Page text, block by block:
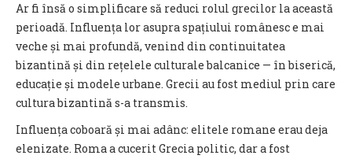
Ar fi însă o simplificare să reduci rolul grecilor la această
perioadă. Influența lor asupra spațiului românesc e mai
veche și mai profundă, venind din continuitatea
bizantină și din rețelele culturale balcanice — în biserică,
educație și modele urbane. Grecii au fost mediul prin care
cultura bizantină s-a transmis.
Influența coboară și mai adânc: elitele romane erau deja
elenizate. Roma a cucerit Grecia politic, dar a fost